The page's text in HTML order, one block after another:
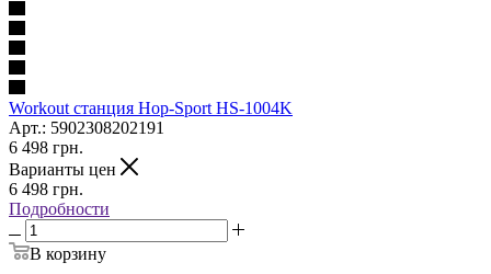
Workout станция Hop-Sport HS-1004K
Арт.: 5902308202191
6 498 грн.
Варианты цен
6 498 грн.
Подробности
В корзину